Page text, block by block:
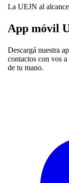
La UEJN al
App móvil
Descargá nuestra
contactos con vos
de tu mano.